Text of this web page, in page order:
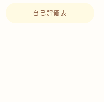
自己評価表